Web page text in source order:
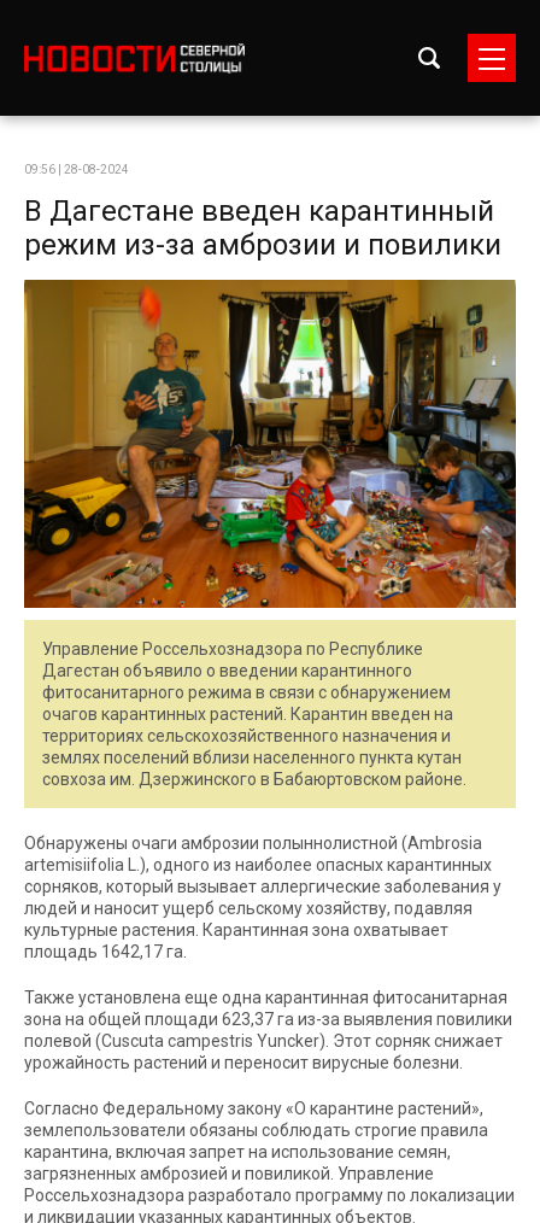
09:56 | 28-08-2024
В Дагестане введен карантинный
режим из-за амброзии и повилики
Управление Россельхознадзора по Республике
Дагестан объявило о введении карантинного
фитосанитарного режима в связи с обнаружением
очагов карантинных растений. Карантин введен на
территориях сельскохозяйственного назначения и
землях поселений вблизи населенного пункта кутан
совхоза им. Дзержинского в Бабаюртовском районе.
Обнаружены очаги амброзии полыннолистной (Ambrosia
artemisiifolia L.), одного из наиболее опасных карантинных
сорняков, который вызывает аллергические заболевания у
людей и наносит ущерб сельскому хозяйству, подавляя
культурные растения. Карантинная зона охватывает
площадь 1642,17 га.
Также установлена еще одна карантинная фитосанитарная
зона на общей площади 623,37 га из-за выявления повилики
полевой (Cuscuta campestris Yuncker). Этот сорняк снижает
урожайность растений и переносит вирусные болезни.
Согласно Федеральному закону «О карантине растений»,
землепользователи обязаны соблюдать строгие правила
карантина, включая запрет на использование семян,
загрязненных амброзией и повиликой. Управление
Россельхознадзора разработало программу по локализации
и ликвидации указанных карантинных объектов.